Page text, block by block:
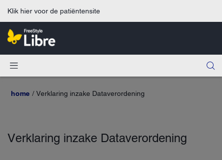
Klik hier voor de patiëntensite
home Verklaring inzake Dataverordening
Verklaring inzake Dataverordening